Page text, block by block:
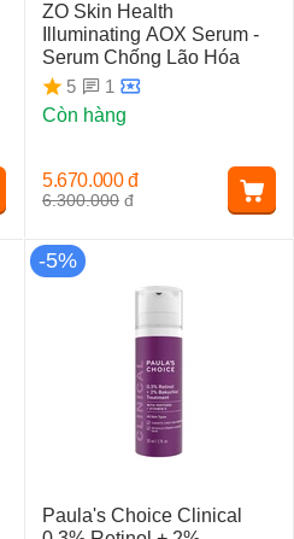
ZO Skin Health
Illuminating AOX Serum -
Serum Chống Lão Hóa
5
1
Còn hàng
6.300.000 đ
5.670.000 đ
-5%
Paula's Choice Clinical